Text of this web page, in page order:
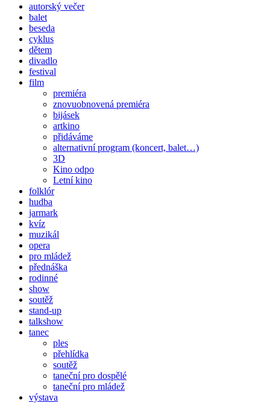
autorský večer
balet
beseda
cyklus
dětem
divadlo
festival
film
premiéra
znovuobnovená premiéra
bijásek
artkino
přidáváme
alternativní program (koncert, balet…)
3D
Kino odpo
Letní kino
folklór
hudba
jarmark
kvíz
muzikál
opera
pro mládež
přednáška
rodinné
show
soutěž
stand-up
talkshow
tanec
ples
přehlídka
soutěž
taneční pro dospělé
taneční pro mládež
výstava